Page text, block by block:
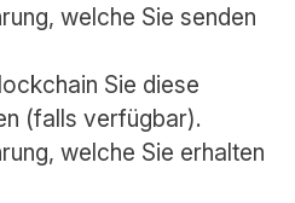
welche Sie senden
Sie diese
(falls verfügbar).
welche Sie erhalten